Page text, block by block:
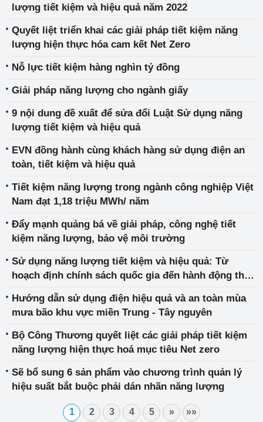
lượng tiết kiệm và hiệu quả năm 2022
Quyết liệt triển khai các giải pháp tiết kiệm năng
lượng hiện thực hóa cam kết Net Zero
Nỗ lực tiết kiệm hàng nghìn tỷ đồng
Giải pháp năng lượng cho ngành giấy
9 nội dung đề xuất để sửa đổi Luật Sử dụng năng
lượng tiết kiệm và hiệu quả
EVN đồng hành cùng khách hàng sử dụng điện an
toàn, tiết kiệm và hiệu quả
Tiết kiệm năng lượng trong ngành công nghiệp Việt
Nam đạt 1,18 triệu MWh/ năm
Đẩy mạnh quảng bá về giải pháp, công nghệ tiết
kiệm năng lượng, bảo vệ môi trường
Sử dụng năng lượng tiết kiệm và hiệu quả: Từ
hoạch định chính sách quốc gia đến hành động thực
Hướng dẫn sử dụng điện hiệu quả và an toàn mùa
mưa bão khu vực miền Trung - Tây nguyên
Bộ Công Thương quyết liệt các giải pháp tiết kiệm
năng lượng hiện thực hoá mục tiêu Net zero
Sẽ bổ sung 6 sản phẩm vào chương trình quản lý
hiệu suất bắt buộc phải dán nhãn năng lượng
1 2 3 4 5 » »»